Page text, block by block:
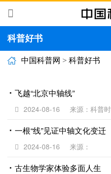
科普好书
中国科普网 > 科普好书
飞越“北京中轴线”
2024-08-16 来源：科普
一根“线”见证中轴文化变迁
2024-08-16 来源：
古生物学家体验多面人生